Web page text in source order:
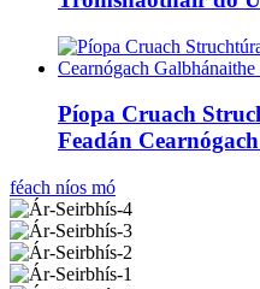
Píopa Cruach
Feadán
féach níos mó